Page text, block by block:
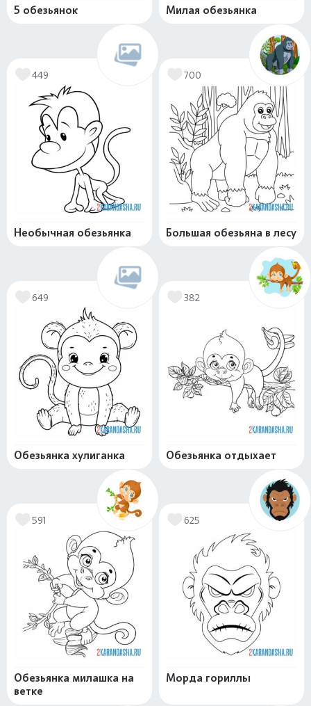
5 обезьянок Милая обезьянка
449
Необычная обезьянка
700
Большая обезьяна в лесу
649
Обезьянка хулиганка
382
Обезьянка отдыхает
591
Обезьянка милашка на
ветке
625
Морда гориллы